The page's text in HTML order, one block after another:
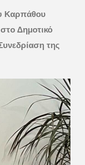
Καρπάθου
Δημοτικό
της